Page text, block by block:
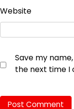
Website
Save my
the next time I